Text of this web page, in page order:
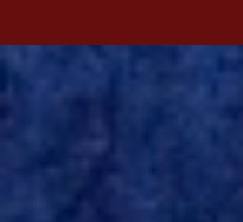
Evian, da França, Hellas
Bulgária. O último clube
concretizada, o jogador
opção de Mano Menezes no
Turquia, Gustavo